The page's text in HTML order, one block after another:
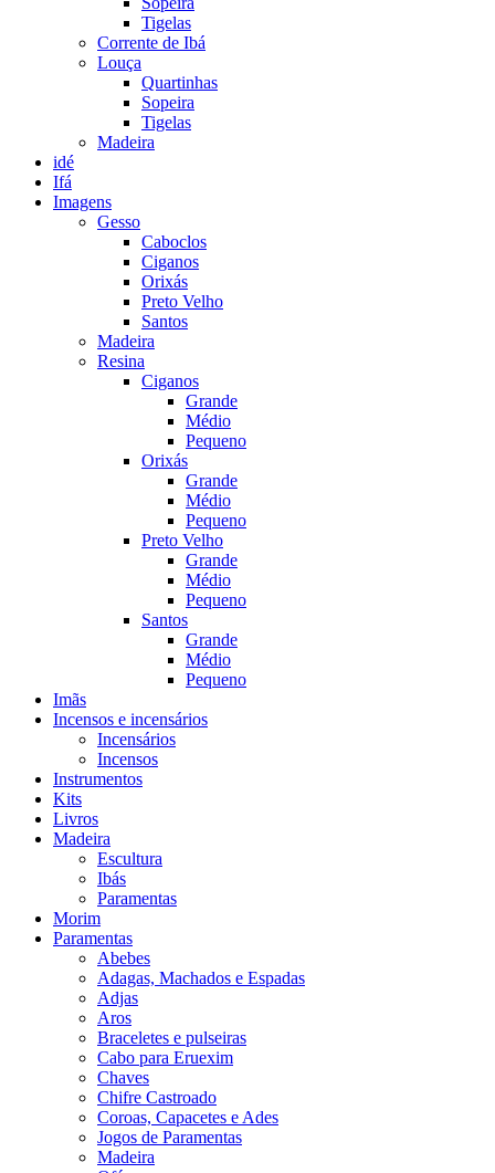
Tigelas
Corrente de Ibá
Louça
Quartinhas
Sopeira
Tigelas
Madeira
idé
Ifá
Imagens
Gesso
Caboclos
Ciganos
Orixás
Preto Velho
Santos
Madeira
Resina
Ciganos
Grande
Médio
Pequeno
Orixás
Grande
Médio
Pequeno
Preto Velho
Grande
Médio
Pequeno
Santos
Grande
Médio
Pequeno
Imãs
Incensos e incensários
Incensários
Incensos
Instrumentos
Kits
Livros
Madeira
Escultura
Ibás
Paramentas
Morim
Paramentas
Abebes
Adagas, Machados e Espadas
Adjas
Aros
Braceletes e pulseiras
Cabo para Eruexim
Chaves
Chifre Castroado
Coroas, Capacetes e Ades
Jogos de Paramentas
Madeira